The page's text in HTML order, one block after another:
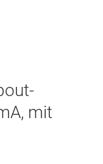
mit